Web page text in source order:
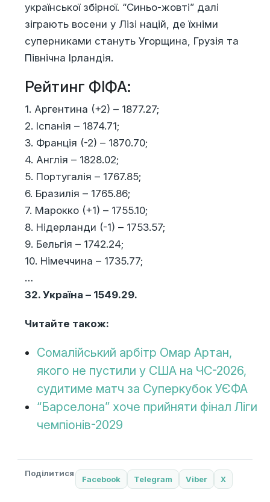
української збірної. “Синьо-жовті” далі
зіграють восени у Лізі націй, де їхніми
суперниками стануть Угорщина, Грузія та
Північна Ірландія.
Рейтинг ФІФА:
1. Аргентина (+2) – 1877.27;
2. Іспанія – 1874.71;
3. Франція (-2) – 1870.70;
4. Англія – ​​1828.02;
5. Португалія – ​​1767.85;
6. Бразилія – ​​1765.86;
7. Марокко (+1) – 1755.10;
8. Нідерланди (-1) – 1753.57;
9. Бельгія – 1742.24;
10. Німеччина – 1735.77;
…
32. Україна – 1549.29.
Читайте також:
Сомалійський арбітр Омар Артан,
якого не пустили у США на ЧС-2026,
судитиме матч за Суперкубок УЄФА
“Барселона” хоче прийняти фінал Ліги
чемпіонів-2029
Поділитися
Facebook Telegram Viber X